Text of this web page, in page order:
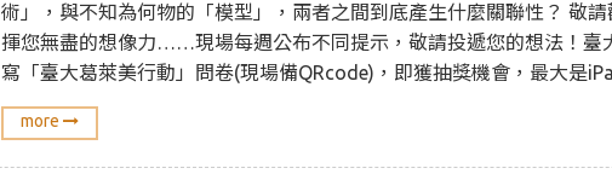
術」，與不知為何物的「模型」，兩者之間到底產生什麼關聯性？ 敬
揮您無盡的想像力……現場每週公布不同提示，敬請投遞您的想法！臺
寫「臺大葛萊美行動」問卷(現場備QRcode)，即獲抽獎機會，最大是
more